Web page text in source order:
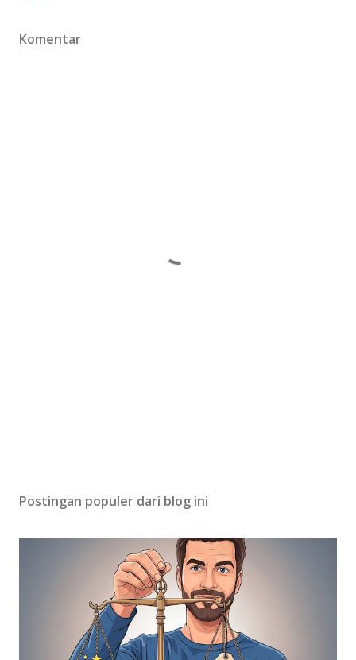
Komentar
Postingan populer dari blog ini